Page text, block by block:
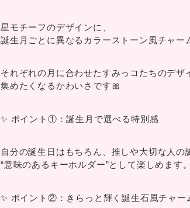
星モチーフのデザインに、
誕生月ごとに異なるカラーストーン風チャー
それぞれの月に合わせたすみっコたちのデザ
集めたくなるかわいさです🎀
✨ ポイント①：誕生月で選べる特別感
自分の誕生日はもちろん、推しや大切な人
“意味のあるキーホルダー”として楽しめます。
✨ ポイント②：きらっと輝く誕生石風チャー